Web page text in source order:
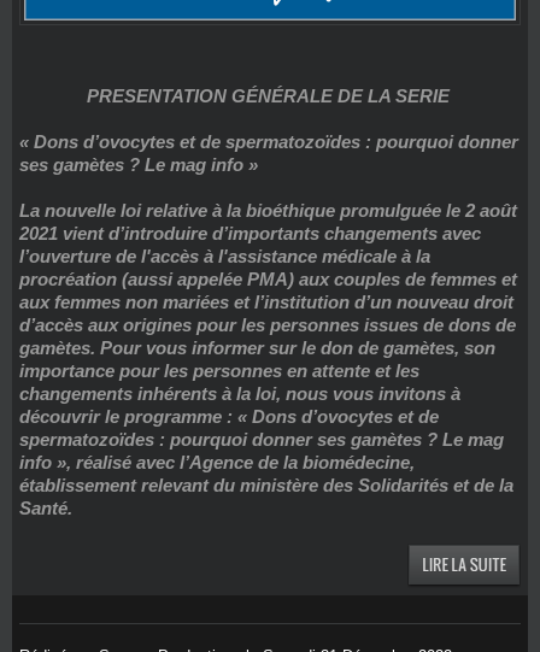
PRESENTATION GÉNÉRALE DE LA SERIE
« Dons d’ovocytes et de spermatozoïdes : pourquoi donner
ses gamètes ? Le mag info »
La nouvelle loi relative à la bioéthique promulguée le 2 août
2021 vient d’introduire d’importants changements avec
l’ouverture de l'accès à l'assistance médicale à la
procréation (aussi appelée PMA) aux couples de femmes et
aux femmes non mariées et l’institution d’un nouveau droit
d’accès aux origines pour les personnes issues de dons de
gamètes. Pour vous informer sur le don de gamètes, son
importance pour les personnes en attente et les
changements inhérents à la loi, nous vous invitons à
découvrir le programme : « Dons d’ovocytes et de
spermatozoïdes : pourquoi donner ses gamètes ? Le mag
info », réalisé avec l’Agence de la biomédecine,
établissement relevant du ministère des Solidarités et de la
Santé.